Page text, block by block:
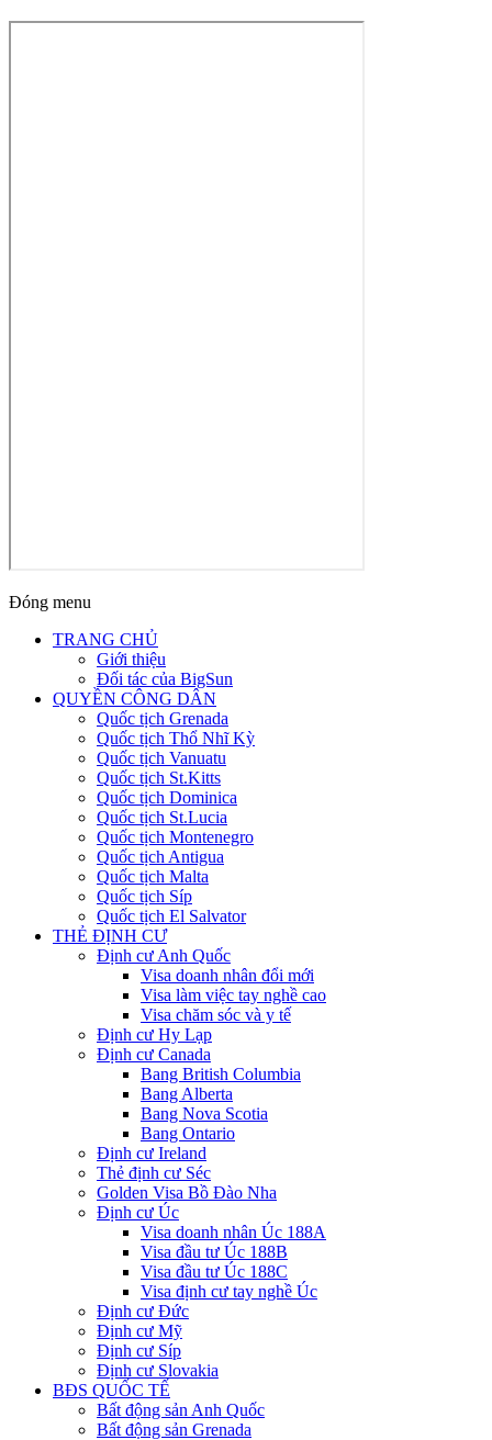
Đóng menu
TRANG CHỦ
Giới thiệu
Đối tác của BigSun
QUYỀN CÔNG DÂN
Quốc tịch Grenada
Quốc tịch Thổ Nhĩ Kỳ
Quốc tịch Vanuatu
Quốc tịch St.Kitts
Quốc tịch Dominica
Quốc tịch St.Lucia
Quốc tịch Montenegro
Quốc tịch Antigua
Quốc tịch Malta
Quốc tịch Síp
Quốc tịch El Salvator
THẺ ĐỊNH CƯ
Định cư Anh Quốc
Visa doanh nhân đổi mới
Visa làm việc tay nghề cao
Visa chăm sóc và y tế
Định cư Hy Lạp
Định cư Canada
Bang British Columbia
Bang Alberta
Bang Nova Scotia
Bang Ontario
Định cư Ireland
Thẻ định cư Séc
Golden Visa Bồ Đào Nha
Định cư Úc
Visa doanh nhân Úc 188A
Visa đầu tư Úc 188B
Visa đầu tư Úc 188C
Visa định cư tay nghề Úc
Định cư Đức
Định cư Mỹ
Định cư Síp
Định cư Slovakia
BĐS QUỐC TẾ
Bất động sản Anh Quốc
Bất động sản Grenada